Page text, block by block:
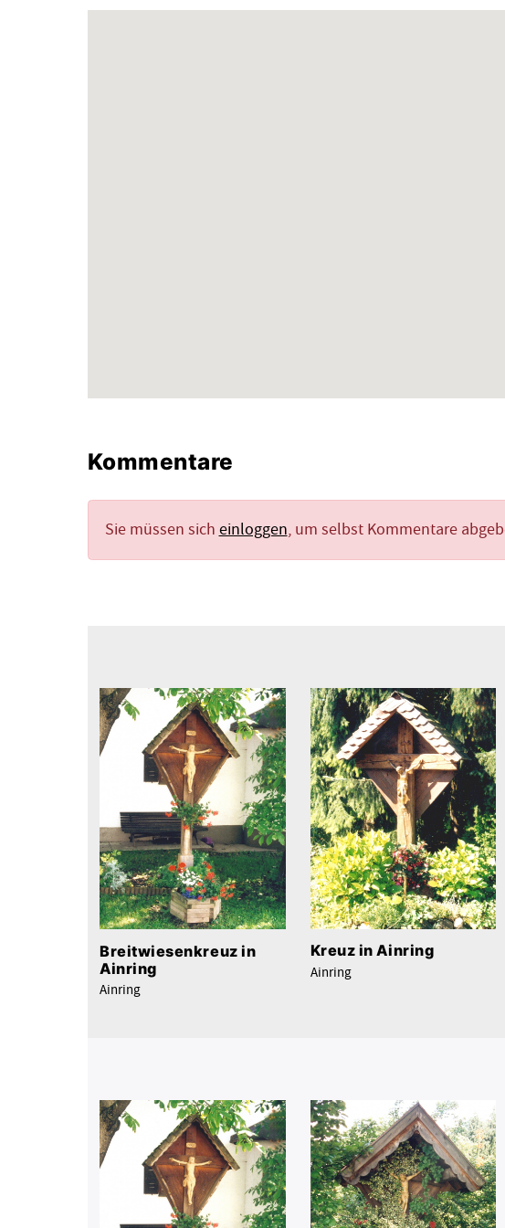
Kommentare
Sie müssen sich einloggen, um selbst Kommentare
Breitwiesenkreuz in
Ainring
Ainring
Kreuz in Ainring
Ainring